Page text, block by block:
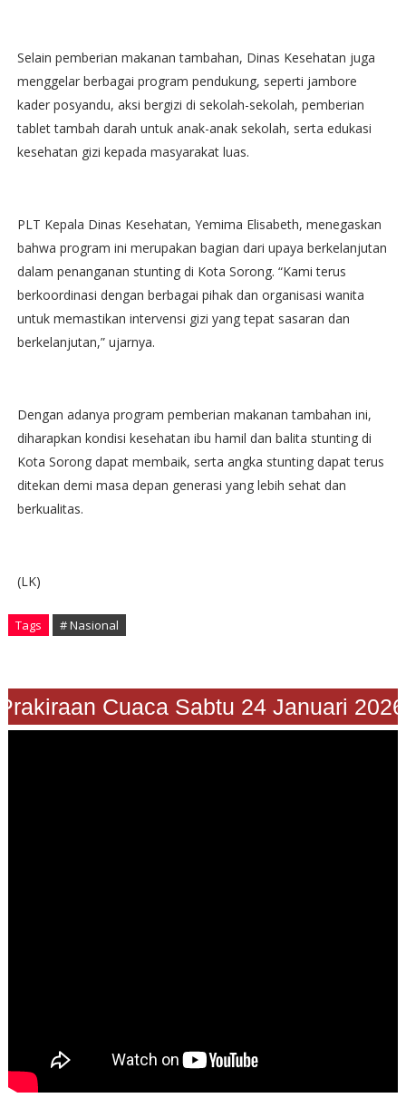
Selain pemberian makanan tambahan, Dinas Kesehatan juga
menggelar berbagai program pendukung, seperti jambore
kader posyandu, aksi bergizi di sekolah-sekolah, pemberian
tablet tambah darah untuk anak-anak sekolah, serta edukasi
kesehatan gizi kepada masyarakat luas.
PLT Kepala Dinas Kesehatan, Yemima Elisabeth, menegaskan
bahwa program ini merupakan bagian dari upaya berkelanjutan
dalam penanganan stunting di Kota Sorong. “Kami terus
berkoordinasi dengan berbagai pihak dan organisasi wanita
untuk memastikan intervensi gizi yang tepat sasaran dan
berkelanjutan,” ujarnya.
Dengan adanya program pemberian makanan tambahan ini,
diharapkan kondisi kesehatan ibu hamil dan balita stunting di
Kota Sorong dapat membaik, serta angka stunting dapat terus
ditekan demi masa depan generasi yang lebih sehat dan
berkualitas.
(LK)
Tags # Nasional
Cuaca Sabtu 24 Januari 2026"